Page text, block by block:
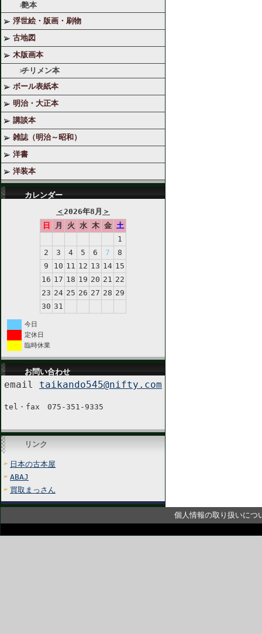
艶本
浮世絵・版画・刷物
古地図
木版画本
チリメン本
ボール表紙本
明治・大正本
講談本
雑誌（明治～昭和）
洋書
洋装本
カレンダー
＜2026年8月 ＞
日
月 火 水 木 金 土
1
2
3 4 5 6 7
8
9
10 11 12 13 14 15
16 17 18 19 20 21 22
23 24 25 26 27 28 29
30 31
今日
定休日
臨時休業
お問い合わせ
email taikando545@nifty.com
tel・fax 075-351-9335
リンク
日本の古本屋
ABAJ
買取まっさん
個人情報の取り扱いにつ